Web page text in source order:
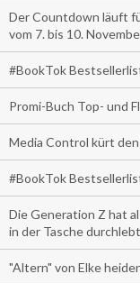
Der Countdown läuft
vom 7. bis 10.
#BookTok
Promi-Buch Top- und
Media Control kürt
#BookTok
Die Generation Z hat
in der Tasche durchlebt
"Altern" von Elke